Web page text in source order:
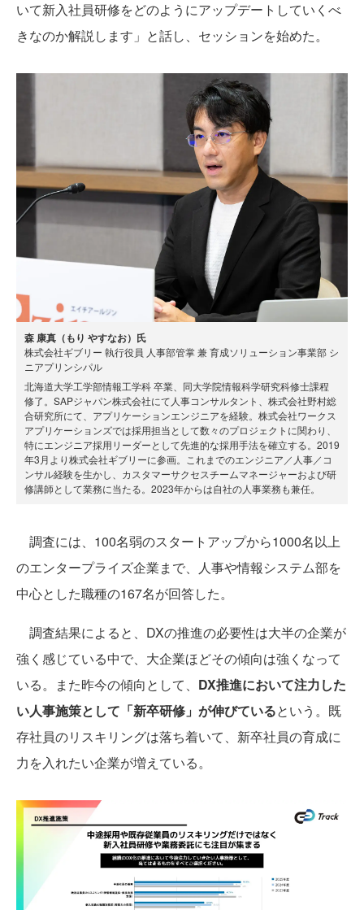
いて新入社員研修をどのようにアップデートしていくべ
きなのか解説します」と話し、セッションを始めた。
森 康真（もり やすなお）氏
株式会社ギブリー 執行役員 人事部管掌 兼 育成ソリューション事業部 シ
ニアプリンシパル
北海道大学工学部情報工学科 卒業、同大学院情報科学研究科修士課程
修了。SAPジャパン株式会社にて人事コンサルタント、株式会社野村総
合研究所にて、アプリケーションエンジニアを経験。株式会社ワークス
アプリケーションズでは採用担当として数々のプロジェクトに関わり、
特にエンジニア採用リーダーとして先進的な採用手法を確立する。2019
年3月より株式会社ギブリーに参画。これまでのエンジニア／人事／コ
ンサル経験を生かし、カスタマーサクセスチームマネージャーおよび研
修講師として業務に当たる。2023年からは自社の人事業務も兼任。
調査には、100名弱のスタートアップから1000名以上
のエンタープライズ企業まで、人事や情報システム部を
中心とした職種の167名が回答した。
調査結果によると、DXの推進の必要性は大半の企業が
強く感じている中で、大企業ほどその傾向は強くなって
いる。また昨今の傾向として、 DX推進において注力した
い人事施策として「新卒研修」が伸びているという。既
存社員のリスキリングは落ち着いて、新卒社員の育成に
力を入れたい企業が増えている。